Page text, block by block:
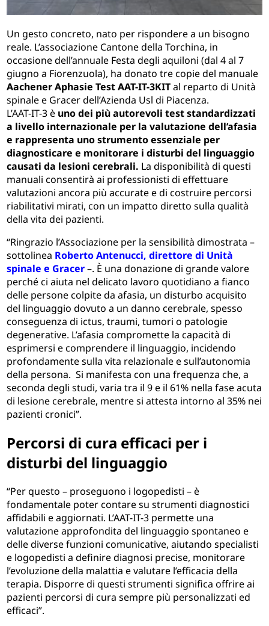
Un gesto concreto, nato per rispondere a un bisogno
reale. L’associazione Cantone della Torchina, in
occasione dell’annuale Festa degli aquiloni (dal 4 al 7
giugno a Fiorenzuola), ha donato tre copie del manuale
Aachener Aphasie Test AAT-IT-3KITal reparto di Unità
spinale e Gracer dell’Azienda Usl di Piacenza.
L’AAT-IT-3 è uno dei più autorevoli test standardizzati
a livello internazionale per la valutazione dell’afasia
e rappresenta uno strumento essenziale per
diagnosticare e monitorare i disturbi del linguaggio
causati da lesioni cerebrali. La disponibilità di questi
manuali consentirà ai professionisti di effettuare
valutazioni ancora più accurate e di costruire percorsi
riabilitativi mirati, con un impatto diretto sulla qualità
della vita dei pazienti.
“Ringrazio l’Associazione per la sensibilità dimostrata –
sottolinea Roberto Antenucci, direttore di Unità
spinale e Gracer–. È una donazione di grande valore
perché ci aiuta nel delicato lavoro quotidiano a fianco
delle persone colpite da afasia, un disturbo acquisito
del linguaggio dovuto a un danno cerebrale, spesso
conseguenza di ictus, traumi, tumori o patologie
degenerative. L’afasia compromette la capacità di
esprimersi e comprendere il linguaggio, incidendo
profondamente sulla vita relazionale e sull’autonomia
della persona. Si manifesta con una frequenza che, a
seconda degli studi, varia tra il 9 e il 61% nella fase acuta
di lesione cerebrale, mentre si attesta intorno al 35% nei
pazienti cronici”.
Percorsi di cura efficaci per i
disturbi del linguaggio
“Per questo – proseguono i logopedisti – è
fondamentale poter contare su strumenti diagnostici
affidabili e aggiornati. L’AAT-IT-3 permette una
valutazione approfondita del linguaggio spontaneo e
delle diverse funzioni comunicative, aiutando specialisti
e logopedisti a definire diagnosi precise, monitorare
l’evoluzione della malattia e valutare l’efficacia della
terapia. Disporre di questi strumenti significa offrire ai
pazienti percorsi di cura sempre più personalizzati ed
efficaci”.